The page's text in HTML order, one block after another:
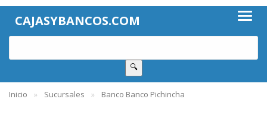
CAJASYBANCOS.COM
🔍
Inicio Sucursales Banco Banco Pichincha